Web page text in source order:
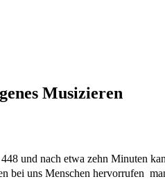
Musizieren
und nach etwa zehn Minuten
uns Menschen hervorrufen 